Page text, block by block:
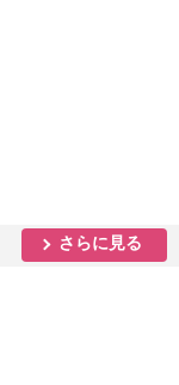
さらに見る